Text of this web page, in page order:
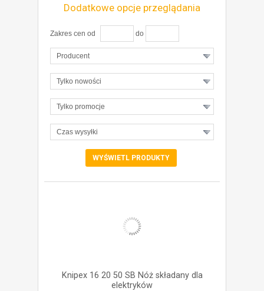
Dodatkowe opcje przeglądania
Zakres cen od do
Producent
Tylko nowości
Tylko promocje
Czas wysyłki
ZOBACZ SZCZEGÓŁY
Knipex 16 20 50 SB Nóż składany dla
elektryków